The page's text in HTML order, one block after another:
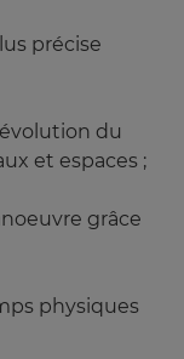
précise
du
et espaces ;
grâce
physiques